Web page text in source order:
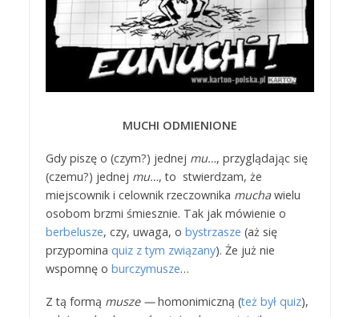
MUCHI ODMIENIONE
Gdy piszę o (czym?) jednej mu…, przyglądając się
(czemu?) jednej mu…, to stwierdzam, że
miejscownik i celownik rzeczownika muchawielu
osobom brzmi śmiesznie. Tak jak mówienie o
berbelusze, czy, uwaga, o bystrzasze (aż się
przypomina quiz z tym związany). Że już nie
wspomnę o burczymusze…
Z tą formą musze —homonimiczną (też był quiz),